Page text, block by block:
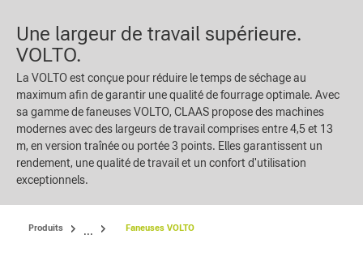
Une largeur de travail supérieure.
VOLTO.
La VOLTO est conçue pour réduire le temps de séchage au
maximum afin de garantir une qualité de fourrage optimale. Avec
sa gamme de faneuses VOLTO, CLAAS propose des machines
modernes avec des largeurs de travail comprises entre 4,5 et 13
m, en version traînée ou portée 3 points. Elles garantissent un
rendement, une qualité de travail et un confort d'utilisation
exceptionnels.
Produits ... Faneuses VOLTO